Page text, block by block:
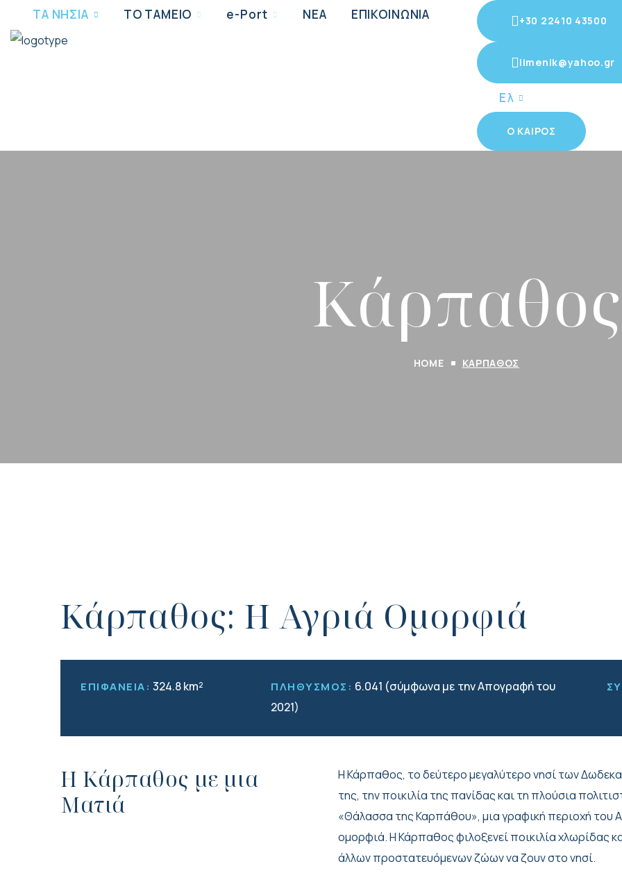
ΤΑ ΝΗΣΙΑ ΤΟ ΤΑΜΕΙΟ e-Port ΝΕΑ ΕΠΙΚΟΙΝΩΝΙΑ +30 22410 43500
limenik@yahoo.gr
Ελ
Ο ΚΑΙΡΟΣ
Κάρπαθος
HOME ΚΆΡΠΑΘΟΣ
Κάρπαθος: Η Αγριά Ομορφιά
ΕΠΙΦΑΝΕΙΑ: 324.8 km² ΠΛΗΘΥΣΜΟΣ: 6.041 (σύμφωνα με την Απογραφή του
2021)
Η Κάρπαθος με μια
Ματιά
Η Κάρπαθος, το δεύτερο μεγαλύτερο νησί των
της, την ποικιλία της πανίδας και τη πλούσια
«Θάλασσα της Καρπάθου», μια γραφική περιοχή του
ομορφιά. Η Κάρπαθος φιλοξενεί ποικιλία χλωρίδας
άλλων προστατευόμενων ζώων να ζουν στο νησί.